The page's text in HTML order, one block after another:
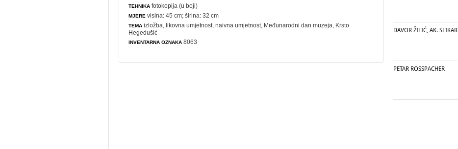
TEHNIKA fotokopija (u boji)
MJERE visina: 45 cm; širina: 32 cm
TEMA izložba ,likovna umjetnost ,naivna umjetnost Međunarodni dan muzeja , Krsto
Hegedušić
INVENTARNA OZNAKA 8063
DAVOR ŽILIĆ, AK. SLIKAR
PETAR ROSSPACHER